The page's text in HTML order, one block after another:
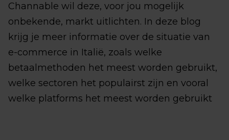
Channable wil deze, voor jou mogelijk
onbekende, markt uitlichten. In deze blog
krijg je meer informatie over de situatie van
e-commerce in Italië, zoals welke
betaalmethoden het meest worden gebruikt,
welke sectoren het populairst zijn en vooral
welke platforms het meest worden gebruikt